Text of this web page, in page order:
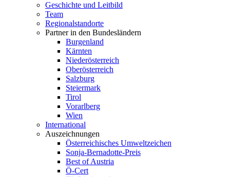
Geschichte und Leitbild
Team
Regionalstandorte
Partner in den Bundesländern
Burgenland
Kärnten
Niederösterreich
Oberösterreich
Salzburg
Steiermark
Tirol
Vorarlberg
Wien
International
Auszeichnungen
Österreichisches Umweltzeichen
Sonja-Bernadotte-Preis
Best of Austria
Ö-Cert